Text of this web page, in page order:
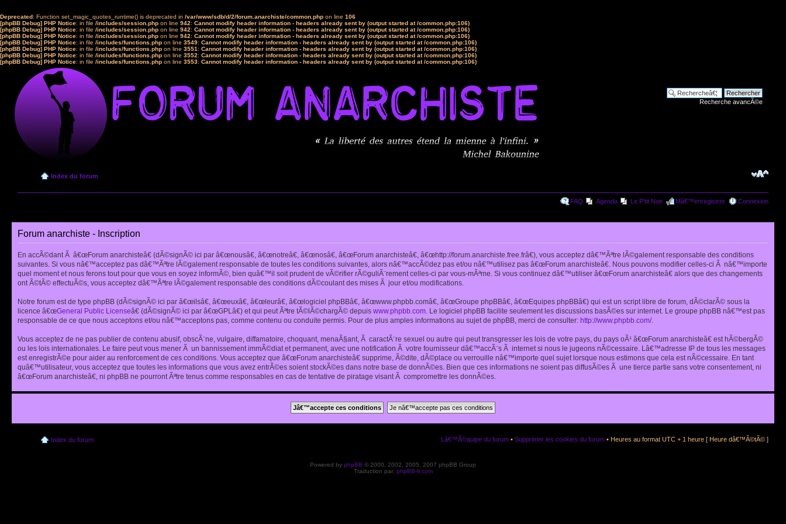
Deprecated: Function set_magic_quotes_runtime() is deprecated in /var/www/sdb/d/2/forum.anarchiste/common.php on line 106
[phpBB Debug] PHP Notice: in file /includes/session.php on line 942: Cannot modify header information - headers already sent by (output started at /common.php:106)
[phpBB Debug] PHP Notice: in file /includes/session.php on line 942: Cannot modify header information - headers already sent by (output started at /common.php:106)
[phpBB Debug] PHP Notice: in file /includes/session.php on line 942: Cannot modify header information - headers already sent by (output started at /common.php:106)
[phpBB Debug] PHP Notice: in file /includes/functions.php on line 3549: Cannot modify header information - headers already sent by (output started at /common.php:106)
[phpBB Debug] PHP Notice: in file /includes/functions.php on line 3551: Cannot modify header information - headers already sent by (output started at /common.php:106)
[phpBB Debug] PHP Notice: in file /includes/functions.php on line 3552: Cannot modify header information - headers already sent by (output started at /common.php:106)
[phpBB Debug] PHP Notice: in file /includes/functions.php on line 3553: Cannot modify header information - headers already sent by (output started at /common.php:106)
Recherche avancÃ©e
Index du forum
FAQ Agenda Le P'tit Noir Mâ€™enregistrer Connexion
Forum anarchiste - Inscription
En accÃ©dant Ã â€œForum anarchisteâ€ (dÃ©signÃ© ici par â€œnousâ€, â€œnotreâ€, â€œnosâ€, â€œForum anarchisteâ€, â€œhttp://forum.anarchiste.free.frâ€), vous acceptez dâ€™Ãªtre lÃ©galement responsable des conditions
suivantes. Si vous nâ€™acceptez pas dâ€™Ãªtre lÃ©galement responsable de toutes les conditions suivantes, alors nâ€™accÃ©dez pas et/ou nâ€™utilisez pas â€œForum anarchisteâ€. Nous pouvons modifier celles-ci Ã nâ€™importe
quel moment et nous ferons tout pour que vous en soyez informÃ©, bien quâ€™il soit prudent de vÃ©rifier rÃ©guliÃ¨rement celles-ci par vous-mÃªme. Si vous continuez dâ€™utiliser â€œForum anarchisteâ€ alors que des changements
ont Ã©tÃ© effectuÃ©s, vous acceptez dâ€™Ãªtre lÃ©galement responsable des conditions dÃ©coulant des mises Ã jour et/ou modifications.
Notre forum est de type phpBB (dÃ©signÃ© ici par â€œilsâ€, â€œeuxâ€, â€œleurâ€, â€œlogiciel phpBBâ€, â€œwww.phpbb.comâ€, â€œGroupe phpBBâ€, â€œEquipes phpBBâ€) qui est un script libre de forum, dÃ©clarÃ© sous la
licence â€œGeneral Public Licenseâ€ (dÃ©signÃ© ici par â€œGPLâ€) et qui peut Ãªtre tÃ©lÃ©chargÃ© depuis www.phpbb.com. Le logiciel phpBB facilite seulement les discussions basÃ©es sur internet. Le groupe phpBB nâ€™est pas
responsable de ce que nous acceptons et/ou nâ€™acceptons pas, comme contenu ou conduite permis. Pour de plus amples informations au sujet de phpBB, merci de consulter: http://www.phpbb.com/.
Vous acceptez de ne pas publier de contenu abusif, obscÃ¨ne, vulgaire, diffamatoire, choquant, menaÃ§ant, Ã caractÃ¨re sexuel ou autre qui peut transgresser les lois de votre pays, du pays oÃ¹ â€œForum anarchisteâ€ est hÃ©bergÃ©
ou les lois internationales. Le faire peut vous mener Ã un bannissement immÃ©diat et permanent, avec une notification Ã votre fournisseur dâ€™accÃ¨s Ã internet si nous le jugeons nÃ©cessaire. Lâ€™adresse IP de tous les messages
est enregistrÃ©e pour aider au renforcement de ces conditions. Vous acceptez que â€œForum anarchisteâ€ supprime, Ã©dite, dÃ©place ou verrouille nâ€™importe quel sujet lorsque nous estimons que cela est nÃ©cessaire. En tant
quâ€™utilisateur, vous acceptez que toutes les informations que vous avez entrÃ©es soient stockÃ©es dans notre base de donnÃ©es. Bien que ces informations ne soient pas diffusÃ©es Ã une tierce partie sans votre consentement, ni
â€œForum anarchisteâ€, ni phpBB ne pourront Ãªtre tenus comme responsables en cas de tentative de piratage visant Ã compromettre les donnÃ©es.
Index du forum Lâ€™Ã©quipe du forum • Supprimer les cookies du forum • Heures au format UTC + 1 heure [ Heure dâ€™Ã©tÃ© ]
Powered by phpBB © 2000, 2002, 2005, 2007 phpBB Group
Traduction par: phpBB-fr.com